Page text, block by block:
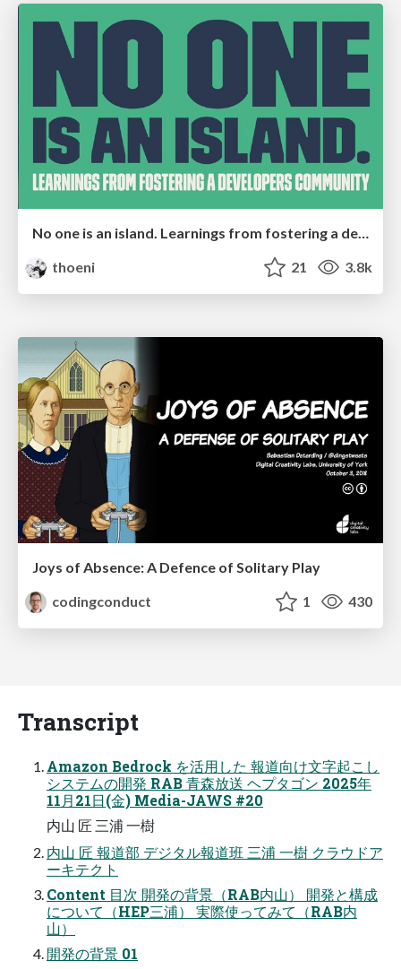
No one is an island. Learnings from fostering a developers community.
thoeni
21 3.8k
Joys of Absence: A Defence of Solitary Play
codingconduct
1 430
Transcript
Amazon Bedrock を活用した 報道向け文字起こし
システムの開発 RAB 青森放送 ヘプタゴン 2025年
11月21日(金) Media-JAWS #20
内山 匠 三浦 一樹
内山 匠 報道部 デジタル報道班 三浦 一樹 クラウドア
ーキテクト
Content 目次 開発の背景（RAB内山） 開発と構成
について（HEP三浦） 実際使ってみて（RAB内
山）
開発の背景 01